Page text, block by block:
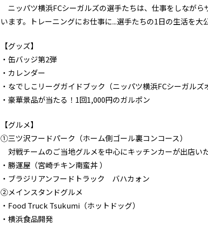
ニッパツ横浜FCシーガルズの選手たちは、仕事をしなが
います。トレーニングにお仕事に...選手たちの1日の生活を大
【グッズ】
・缶バッジ第2弾
・カレンダー
・なでしこリーグガイドブック（ニッパツ横浜FCシーガルズ
・豪華景品が当たる！1回1,000円のガルポン
【グルメ】
①三ツ沢フードパーク（ホーム側ゴール裏コンコース）
対戦チームのご当地グルメを中心にキッチンカーが出店いた
・勝運屋（宮崎チキン南蛮丼 ）
・ブラジリアンフードトラック バハカォン
②メインスタンドグルメ
・Food Truck Tsukumi（ホットドッグ）
・横浜食品開発